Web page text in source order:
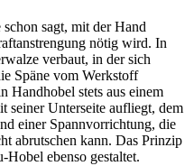
sagt, mit der Hand
nötig wird. In
verbaut, in der sich
Späne vom Werkstoff
Handhobel stets aus einem
seiner Unterseite aufliegt, dem
einer Spannvorrichtung, die
abrutschen kann. Das Prinzip
ebenso gestaltet.